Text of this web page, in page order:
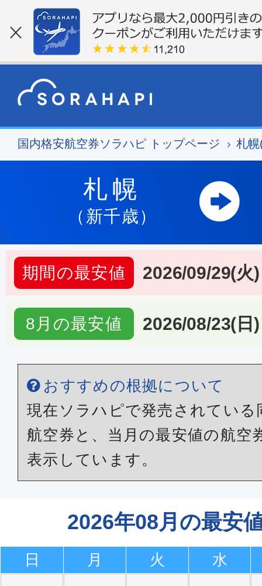
国内格安航空券ソラハピ トップページ 札
札幌
（新千歳）
期間の最安値 2026/09/29(火)
8月の最安値 2026/08/23(日)
おすすめの根拠について
現在ソラハピで発売されている
航空券と、当月の最安値の航空
表示しています。
2026年08月の最安
日 月 火 水